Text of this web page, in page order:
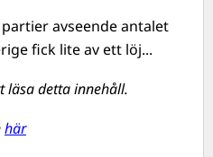
avseende antalet
fick lite av ett löj...
läsa detta innehåll.
här